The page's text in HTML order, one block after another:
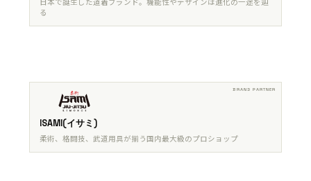
る
ISAMI(イサミ)
柔術、格闘技、武道用具が揃う国内最大級のプロショップ